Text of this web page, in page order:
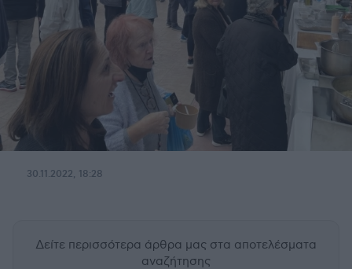
30.11.2022, 18:28
Δείτε περισσότερα άρθρα μας στα αποτελέσματα
αναζήτησης